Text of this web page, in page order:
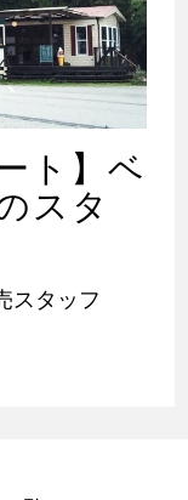
ト】ベ
スタ
スタッフ